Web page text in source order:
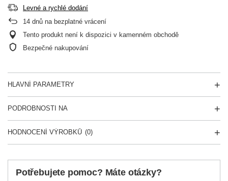
Levné a rychlé dodání
14 dnů na bezplatné vrácení
Tento produkt není k dispozici v kamenném obchodě
Bezpečné nakupování
HLAVNÍ PARAMETRY
PODROBNOSTI NA
HODNOCENÍ VÝROBKŮ (0)
Potřebujete pomoc? Máte otázky?